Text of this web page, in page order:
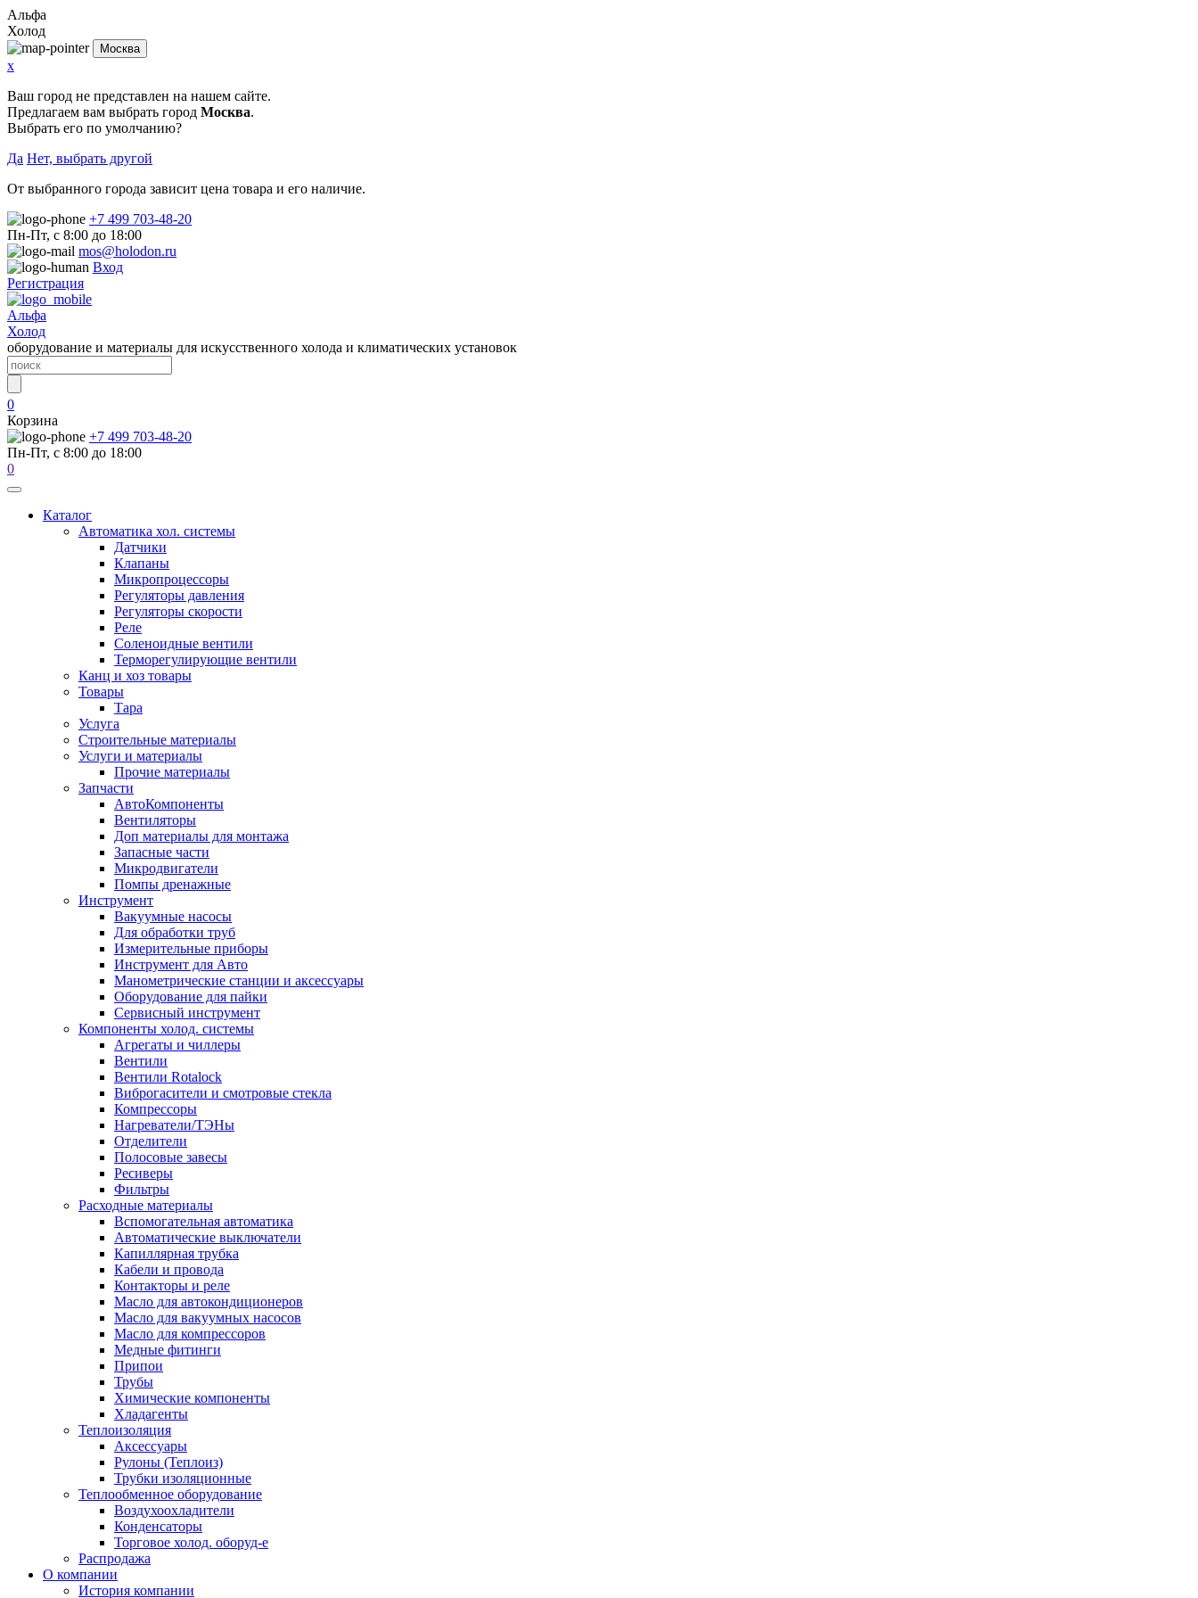
Альфа
Холод
Москва
x
Ваш город не представлен на нашем сайте.
Предлагаем вам выбрать город Москва.
Выбрать его по умолчанию?
Да Нет, выбрать другой
От выбранного города зависит цена товара и его наличие.
+7 499 703-48-20
Пн-Пт, с 8:00 до 18:00
mos@holodon.ru
Вход
Регистрация
Альфа
Холод
оборудование и материалы для искусственного холода и климатических установок
0
Корзина
+7 499 703-48-20
Пн-Пт, с 8:00 до 18:00
0
Каталог
Автоматика хол. системы
Датчики
Клапаны
Микропроцессоры
Регуляторы давления
Регуляторы скорости
Реле
Соленоидные вентили
Терморегулирующие вентили
Канц и хоз товары
Товары
Тара
Услуга
Строительные материалы
Услуги и материалы
Прочие материалы
Запчасти
АвтоКомпоненты
Вентиляторы
Доп материалы для монтажа
Запасные части
Микродвигатели
Помпы дренажные
Инструмент
Вакуумные насосы
Для обработки труб
Измерительные приборы
Инструмент для Авто
Манометрические станции и аксессуары
Оборудование для пайки
Сервисный инструмент
Компоненты холод. системы
Агрегаты и чиллеры
Вентили
Вентили Rotalock
Виброгасители и смотровые стекла
Компрессоры
Нагреватели/ТЭНы
Отделители
Полосовые завесы
Ресиверы
Фильтры
Расходные материалы
Вспомогательная автоматика
Автоматические выключатели
Капиллярная трубка
Кабели и провода
Контакторы и реле
Масло для автокондиционеров
Масло для вакуумных насосов
Масло для компрессоров
Медные фитинги
Припои
Трубы
Химические компоненты
Хладагенты
Теплоизоляция
Аксессуары
Рулоны (Теплоиз)
Трубки изоляционные
Теплообменное оборудование
Воздухоохладители
Конденсаторы
Торговое холод. оборуд-е
Распродажа
О компании
История компании